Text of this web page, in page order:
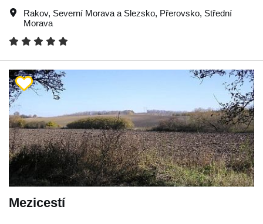
Rakov, Severní Morava a Slezsko, Přerovsko, Střední
Morava
Mezicestí